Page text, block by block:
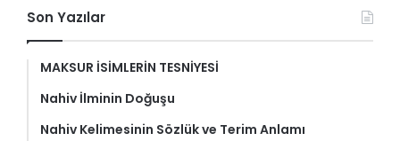
Son Yazılar
MAKSUR İSİMLERİN TESNİYESİ
Nahiv İlminin Doğuşu
Nahiv Kelimesinin Sözlük ve Terim Anlamı